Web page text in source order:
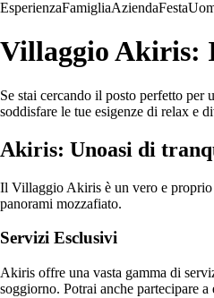
EsperienzaFamigliaAziendaFesta
Villaggio Akiris:
Se stai cercando il posto perfetto
soddisfare le tue esigenze di relax e
Akiris: Unoasi di
Il Villaggio Akiris è un vero e proprio
panorami mozzafiato.
Servizi Esclusivi
Akiris offre una vasta gamma di
soggiorno. Potrai anche partecipare